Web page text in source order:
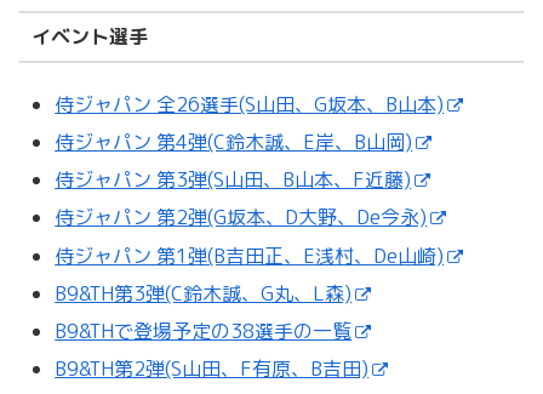
イベント選手
侍ジャパン 全26選手(S山田、G坂本、B山本)
侍ジャパン 第4弾(C鈴木誠、E岸、B山岡)
侍ジャパン 第3弾(S山田、B山本、F近藤)
侍ジャパン 第2弾(G坂本、D大野、De今永)
侍ジャパン 第1弾(B吉田正、E浅村、De山崎)
B9&TH第3弾(C鈴木誠、G丸、L森)
B9&THで登場予定の38選手の一覧
B9&TH第2弾(S山田、F有原、B吉田)